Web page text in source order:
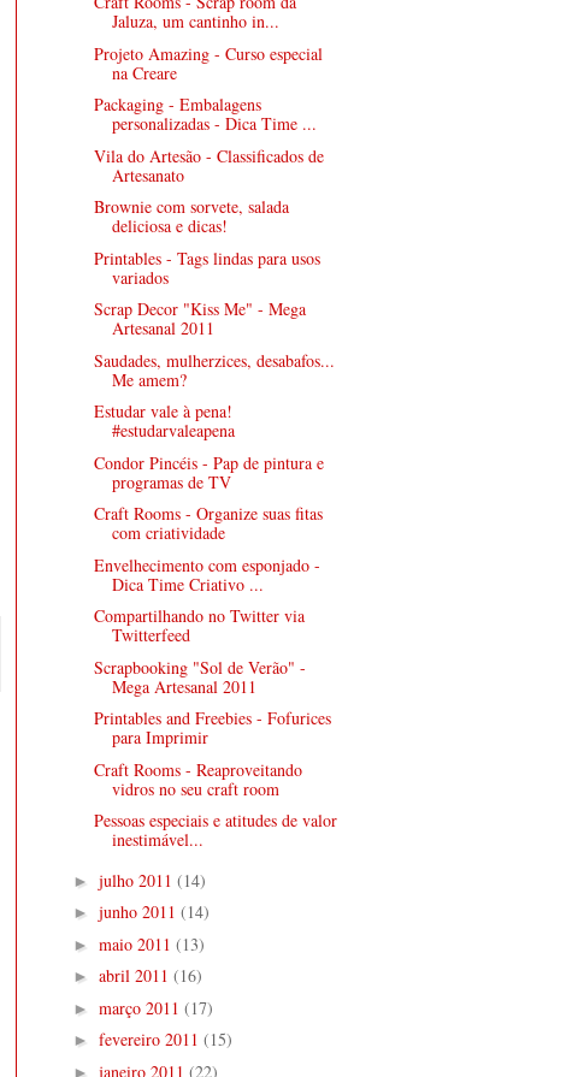
Jaluza, um cantinho in...
Projeto Amazing - Curso especial
na Creare
Packaging - Embalagens
personalizadas - Dica Time ...
Vila do Artesão - Classificados de
Artesanato
Brownie com sorvete, salada
deliciosa e dicas!
Printables - Tags lindas para usos
variados
Scrap Decor "Kiss Me" - Mega
Artesanal 2011
Saudades, mulherzices, desabafos...
Me amem?
Estudar vale à pena!
#estudarvaleapena
Condor Pincéis - Pap de pintura e
programas de TV
Craft Rooms - Organize suas fitas
com criatividade
Envelhecimento com esponjado -
Dica Time Criativo ...
Compartilhando no Twitter via
Twitterfeed
Scrapbooking "Sol de Verão" -
Mega Artesanal 2011
Printables and Freebies - Fofurices
para Imprimir
Craft Rooms - Reaproveitando
vidros no seu craft room
Pessoas especiais e atitudes de valor
inestimável...
► julho 2011 (14)
► junho 2011 (14)
► maio 2011 (13)
► abril 2011 (16)
► março 2011 (17)
► fevereiro 2011 (15)
► janeiro 2011 (22)